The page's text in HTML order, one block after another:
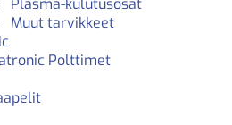
Plasma-kulutusosat
Muut tarvikkeet
Polttimet